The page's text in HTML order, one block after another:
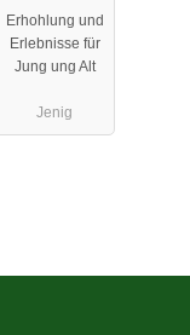
Erhohlung und
Erlebnisse für
Jung ung Alt
Jenig